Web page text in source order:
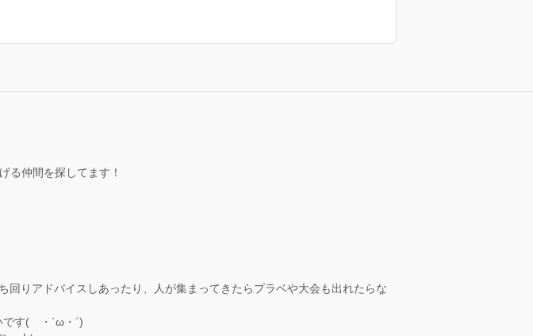
る仲間を探してます！
りアドバイスしあったり、人が集まってきたらプラベや大会も出れたらな
です( ・`ω・´)